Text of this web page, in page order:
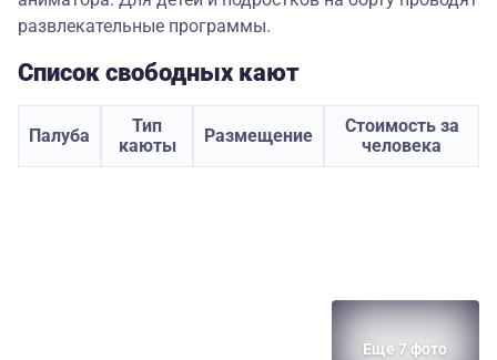
развлекательные программы.
Список свободных кают
Палуба
Тип
каюты
Размещение
Стоимость за
человека
Еще 7 фото